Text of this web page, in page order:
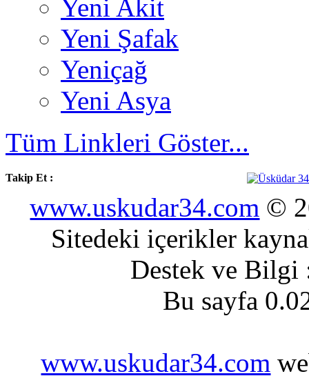
Yeni Akit
Yeni Şafak
Yeniçağ
Yeni Asya
Tüm Linkleri Göster...
Takip Et :
www.uskudar34.com ©
Sitedeki içerikler
Destek ve
Bu sayfa
www.uskudar34.com